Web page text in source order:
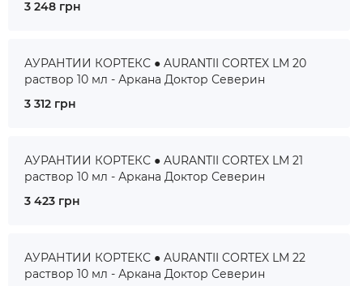
3 248 грн
АУРАНТИИ КОРТЕКС ● AURANTII CORTEX LM 20
раствор 10 мл - Аркана Доктор Северин
3 312 грн
АУРАНТИИ КОРТЕКС ● AURANTII CORTEX LM 21
раствор 10 мл - Аркана Доктор Северин
3 423 грн
АУРАНТИИ КОРТЕКС ● AURANTII CORTEX LM 22
раствор 10 мл - Аркана Доктор Северин